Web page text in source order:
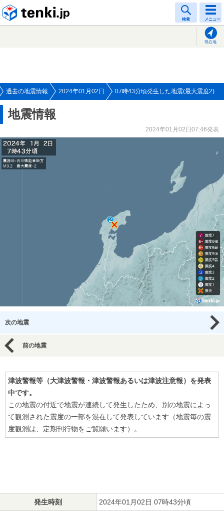
検索 メニュー
現在地
過去の地震情報 2024年01月02日 07時43分頃発生した地震(最大震度2)
地震情報
2024年01月02日07:46発表
次の地震
前の地震
津波警報等（大津波警報・津波警報あるいは津波注意報）を発表
中です。
この地震の付近で地震が連続して発生したため、別の地震によっ
て観測された震度の一部を混在して発表しています（地震毎の震
度観測は、定期刊行物をご覧願います）。
発生時刻 2024年01月02日 07時43分頃